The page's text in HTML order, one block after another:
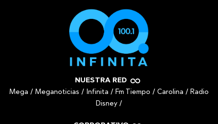
NUESTRA RED
Mega / Meganoticias / Infinita / Fm Tiempo / Carolina / Radio
Disney /